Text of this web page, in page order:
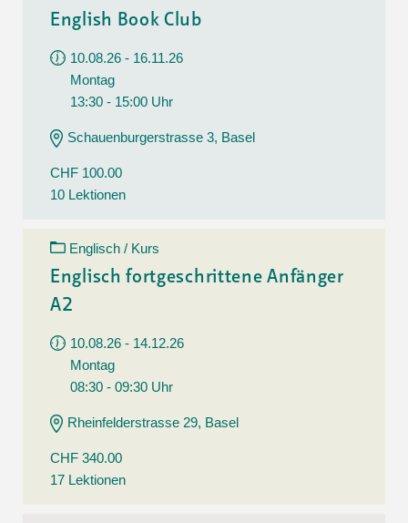
English Book Club
10.08.26 - 16.11.26
Montag
13:30 - 15:00 Uhr
Schauenburgerstrasse 3, Basel
CHF 100.00
10 Lektionen
Englisch / Kurs
Englisch fortgeschrittene Anfänger
A2
10.08.26 - 14.12.26
Montag
08:30 - 09:30 Uhr
Rheinfelderstrasse 29, Basel
CHF 340.00
17 Lektionen